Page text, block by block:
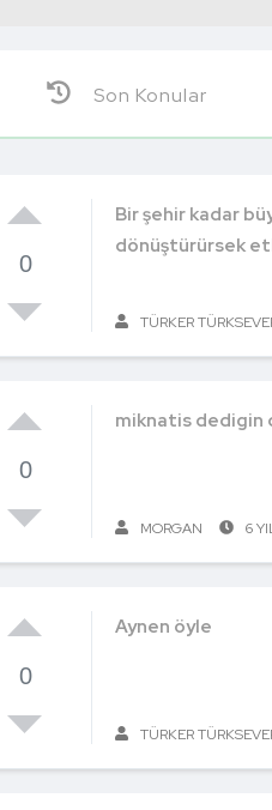
Son Konular
0
Bir şehir kadar
dönüştürürsek
TÜRKER
0
miknatis dedigin
MORGAN 6
0
Aynen öyle
TÜRKER